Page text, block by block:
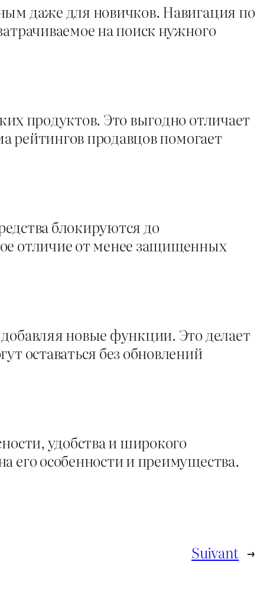
даже для новичков. Навигация по
на поиск нужного
продуктов. Это выгодно отличает
рейтингов продавцов помогает
блокируются до
отличие от менее защищенных
новые функции. Это делает
оставаться без обновлений
удобства и широкого
его особенности и преимущества.
Suivant →